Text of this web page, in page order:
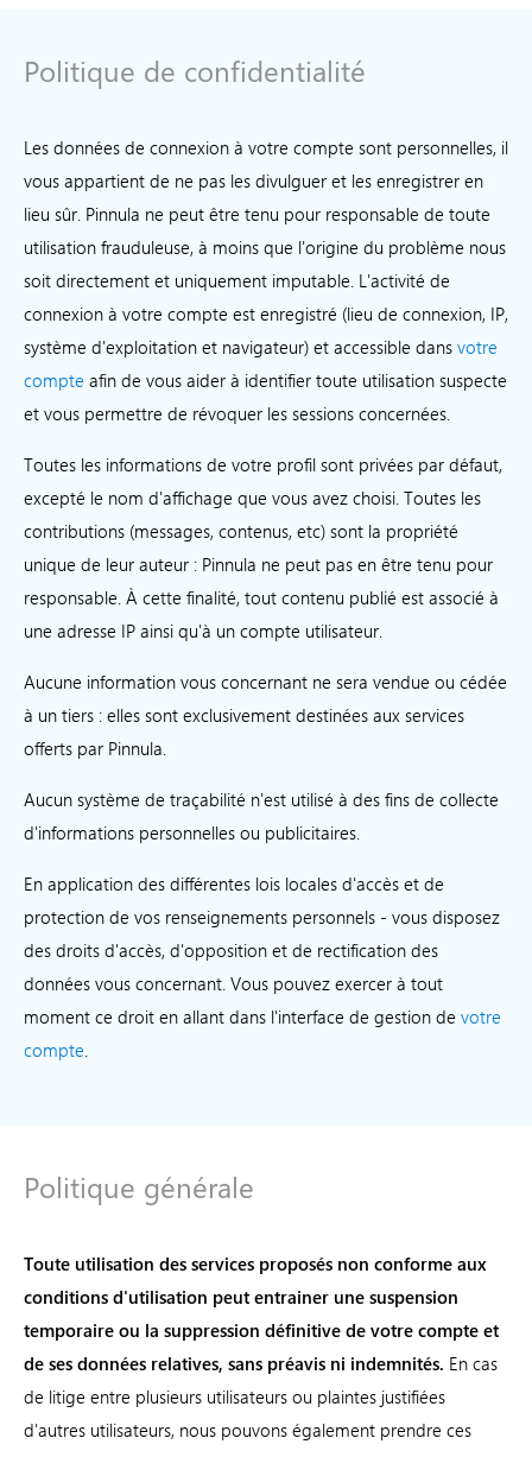
Politique de confidentialité
Les données de connexion à votre compte sont personnelles, il
vous appartient de ne pas les divulguer et les enregistrer en
lieu sûr. Pinnula ne peut être tenu pour responsable de toute
utilisation frauduleuse, à moins que l'origine du problème nous
soit directement et uniquement imputable. L'activité de
connexion à votre compte est enregistré (lieu de connexion, IP,
système d'exploitation et navigateur) et accessible dans votre
compte afin de vous aider à identifier toute utilisation suspecte
et vous permettre de révoquer les sessions concernées.
Toutes les informations de votre profil sont privées par défaut,
excepté le nom d'affichage que vous avez choisi. Toutes les
contributions (messages, contenus, etc) sont la propriété
unique de leur auteur : Pinnula ne peut pas en être tenu pour
responsable. À cette finalité, tout contenu publié est associé à
une adresse IP ainsi qu'à un compte utilisateur.
Aucune information vous concernant ne sera vendue ou cédée
à un tiers : elles sont exclusivement destinées aux services
offerts par Pinnula.
Aucun système de traçabilité n'est utilisé à des fins de collecte
d'informations personnelles ou publicitaires.
En application des différentes lois locales d'accès et de
protection de vos renseignements personnels - vous disposez
des droits d'accès, d'opposition et de rectification des
données vous concernant. Vous pouvez exercer à tout
moment ce droit en allant dans l'interface de gestion de votre
compte
Politique générale
Toute utilisation des services proposés non conforme aux
conditions d'utilisation peut entrainer une suspension
temporaire ou la suppression définitive de votre compte et
de ses données relatives, sans préavis ni indemnités. En cas
de litige entre plusieurs utilisateurs ou plaintes justifiées
d'autres utilisateurs, nous pouvons également prendre ces